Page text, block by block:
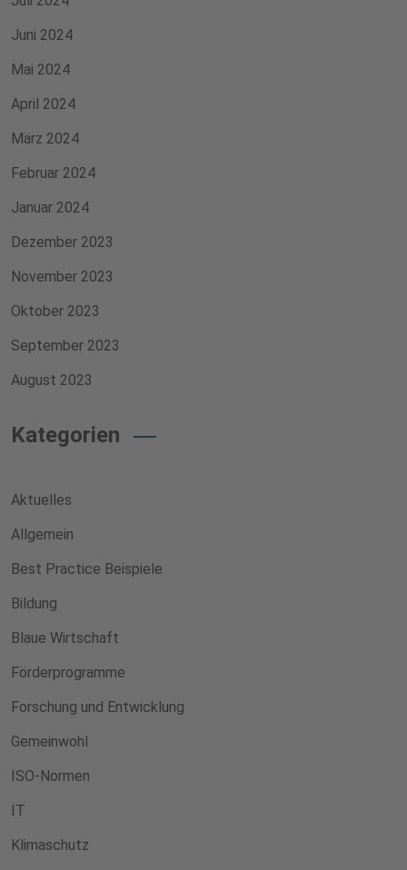
Juni 2024
Mai 2024
April 2024
März 2024
Februar 2024
Januar 2024
Dezember 2023
November 2023
Oktober 2023
September 2023
August 2023
Kategorien
Aktuelles
Allgemein
Best Practice Beispiele
Bildung
Blaue Wirtschaft
Förderprogramme
Forschung und Entwicklung
Gemeinwohl
ISO-Normen
IT
Klimaschutz